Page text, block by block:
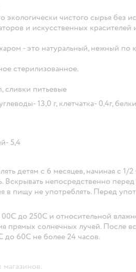
чистого сырья без
и искусственных красителей
- это натуральный, нежный по
стерилизованное.
сливки питьевые
13,0 г, клетчатка- 0,4г,
5,4
детям с 6 месяцев, начиная с 1/
Вскрывать непосредственно перед
в пищу не употреблять. Перед
до 250С и относительной
прямых солнечных лучей. После
до 60С не более 24 часов.